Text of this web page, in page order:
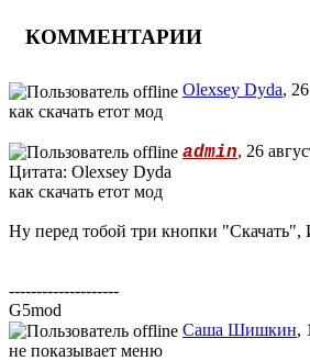
КОММЕНТАРИИ
Olexsey Dyda,
как скачать етот мод
admin, 26
Цитата: Olexsey Dyda
как скачать етот мод
Ну перед тобой три кнопки
--------------------
G5mod
Саша Шишкин,
не показывает меню